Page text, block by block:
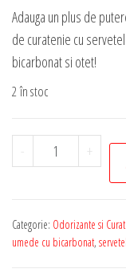
Adauga un plus de
de curatenie cu
bicarbonat si otet!
2 în stoc
-
Cantitate
Servetele
Fresh
+
Categorie: Odorizante si
umede cu bicarbonat,